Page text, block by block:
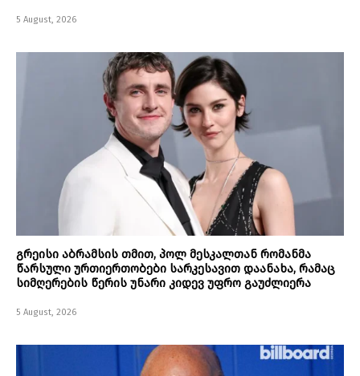
5 August, 2026
გრეისი აბრამსის თმით, პოლ მესკალთან რომანმა
წარსული ურთიერთობები სარკესავით დაანახა, რამაც
სიმღერების წერის უნარი კიდევ უფრო გაუძლიერა
5 August, 2026